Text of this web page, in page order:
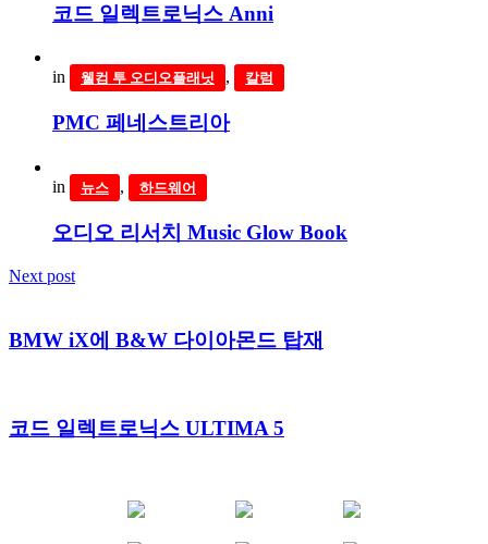
코드 일렉트로닉스 Anni
in 웰컴 투 오디오플래닛 , 칼럼
PMC 페네스트리아
in 뉴스 , 하드웨어
오디오 리서치 Music Glow Book
Next post
BMW iX에 B&W 다이아몬드 탑재
코드 일렉트로닉스 ULTIMA 5